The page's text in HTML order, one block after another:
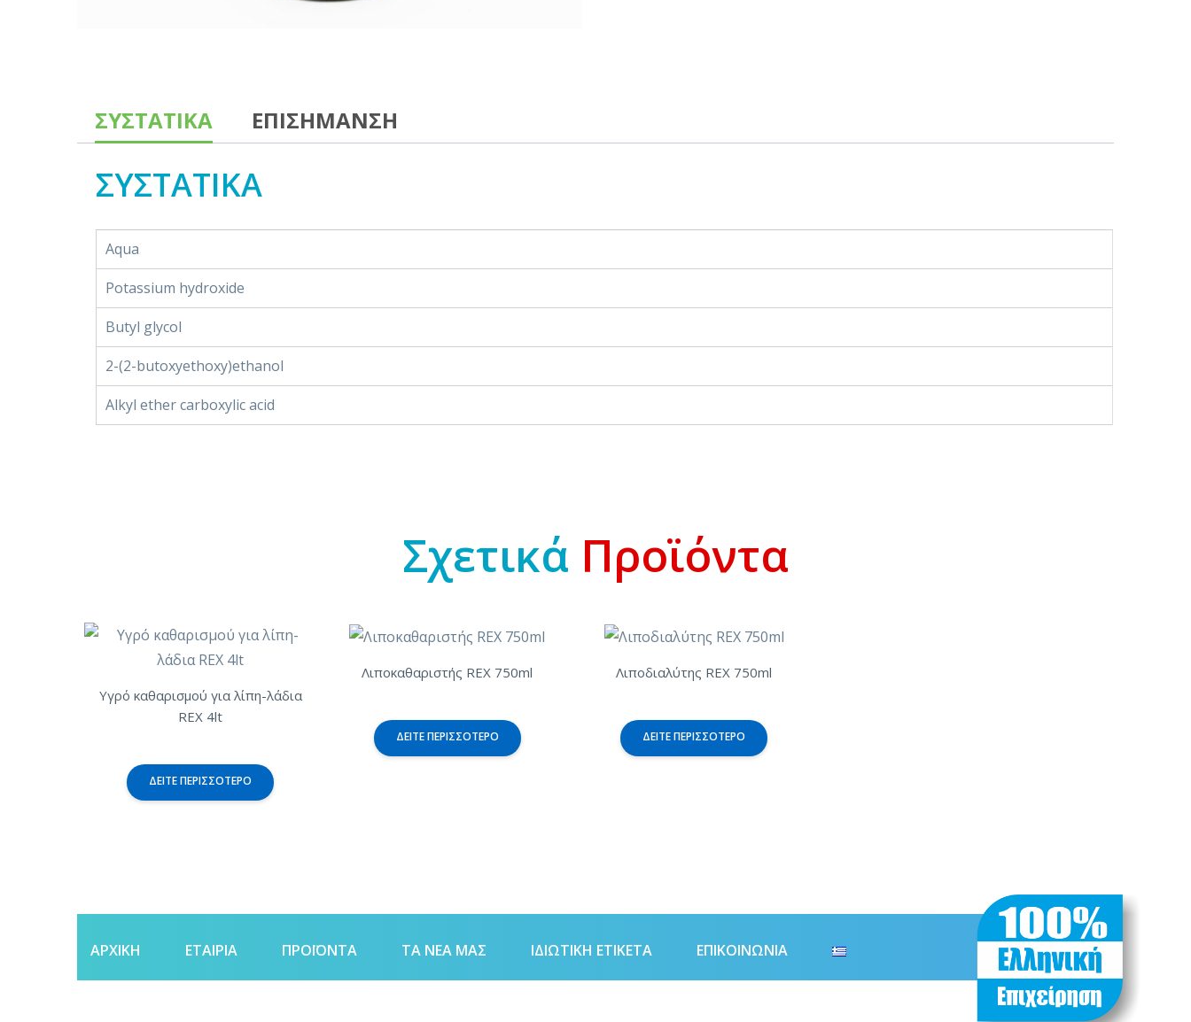
ΣΥΣΤΑΤΙΚΑ ΕΠΙΣΗΜΑΝΣΗ
ΣΥΣΤΑΤΙΚΑ
Aqua
Potassium hydroxide
Butyl glycol
2-(2-butoxyethoxy)ethanol
Alkyl ether carboxylic acid
Σχετικά Προϊόντα
Υγρό καθαρισμού για λίπη-λάδια
REX 4lt
ΔΕΊΤΕ ΠΕΡΙΣΣΌΤΕΡΟ
Λιποκαθαριστής REX 750ml
ΔΕΊΤΕ ΠΕΡΙΣΣΌΤΕΡΟ
Λιποδιαλύτης REX 750ml
ΔΕΊΤΕ ΠΕΡΙΣΣΌΤΕΡΟ
ΑΡΧΙΚΗ ΕΤΑΙΡΙΑ ΠΡΟΪΌΝΤΑ ΤΑ ΝΈΑ ΜΑΣ ΙΔΙΩΤΙΚΗ ΕΤΙΚΕΤΑ ΕΠΙΚΟΙΝΩΝΊΑ